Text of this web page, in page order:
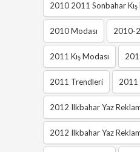
2010 2011 Sonbahar Kış
2010 Modası 2010-
2011 Kış Modası
2011 Trendleri 2011
2012 Ilkbahar Yaz
2012 Ilkbahar Yaz